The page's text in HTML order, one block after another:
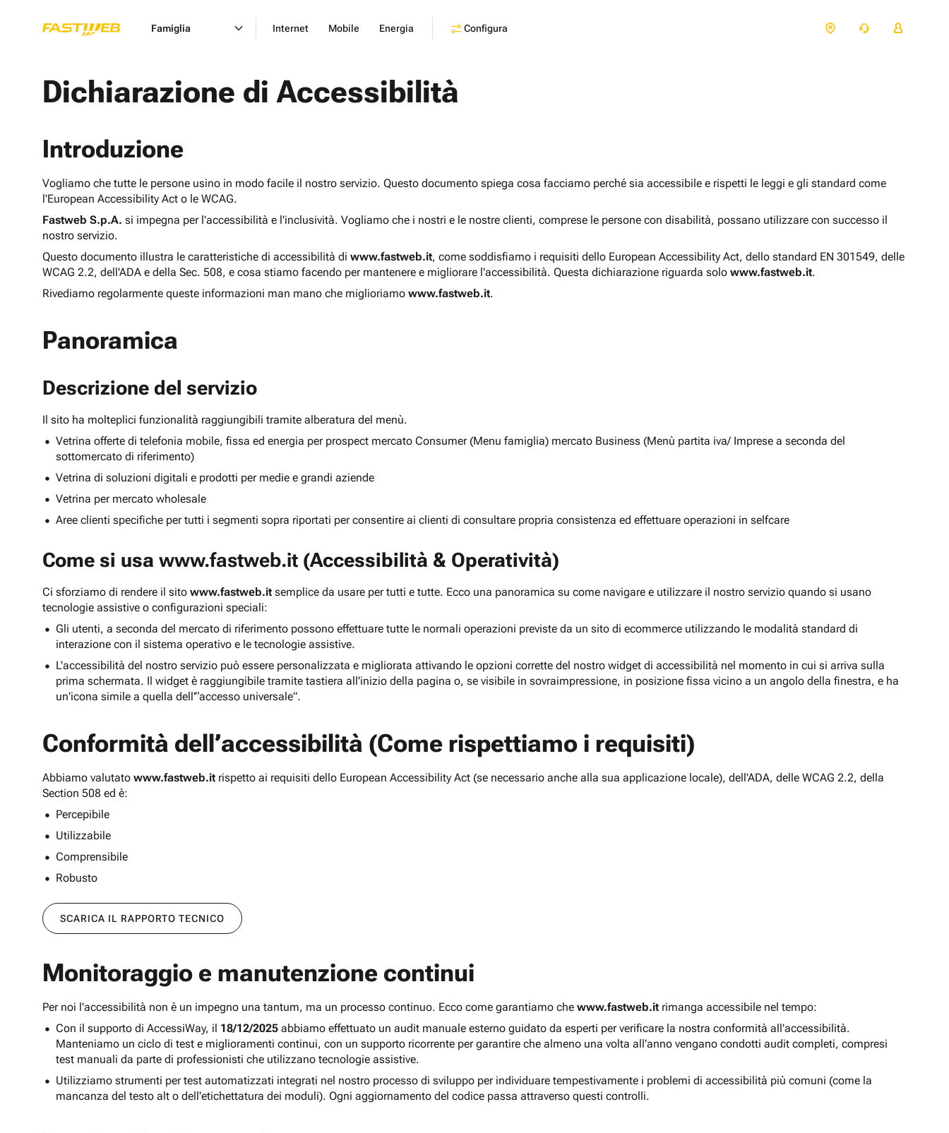
Famiglia Internet Mobile Energia Configura
Dichiarazione di Accessibilità
Introduzione
Vogliamo che tutte le persone usino in modo facile il nostro servizio. Questo documento spiega cosa facciamo perché sia accessibile e rispetti le leggi e gli standard come
l'European Accessibility Act o le WCAG.
Fastweb S.p.A. si impegna per l'accessibilità e l'inclusività. Vogliamo che i nostri e le nostre clienti, comprese le persone con disabilità, possano utilizzare con successo il
nostro servizio.
Questo documento illustra le caratteristiche di accessibilità di www.fastweb.it, come soddisfiamo i requisiti dello European Accessibility Act, dello standard EN 301549, delle
WCAG 2.2, dell'ADA e della Sec. 508, e cosa stiamo facendo per mantenere e migliorare l'accessibilità. Questa dichiarazione riguarda solo www.fastweb.it.
Rivediamo regolarmente queste informazioni man mano che miglioriamo www.fastweb.it.
Panoramica
Descrizione del servizio
Il sito ha molteplici funzionalità raggiungibili tramite alberatura del menù.
Vetrina offerte di telefonia mobile, fissa ed energia per prospect mercato Consumer (Menu famiglia) mercato Business (Menù partita iva/ Imprese a seconda del
sottomercato di riferimento)
Vetrina di soluzioni digitali e prodotti per medie e grandi aziende
Vetrina per mercato wholesale
Aree clienti specifiche per tutti i segmenti sopra riportati per consentire ai clienti di consultare propria consistenza ed effettuare operazioni in selfcare
Come si usa www.fastweb.it (Accessibilità & Operatività)
Ci sforziamo di rendere il sito www.fastweb.it semplice da usare per tutti e tutte. Ecco una panoramica su come navigare e utilizzare il nostro servizio quando si usano
tecnologie assistive o configurazioni speciali:
Gli utenti, a seconda del mercato di riferimento possono effettuare tutte le normali operazioni previste da un sito di ecommerce utilizzando le modalità standard di
interazione con il sistema operativo e le tecnologie assistive.
L'accessibilità del nostro servizio può essere personalizzata e migliorata attivando le opzioni corrette del nostro widget di accessibilità nel momento in cui si arriva sulla
prima schermata. Il widget è raggiungibile tramite tastiera all'inizio della pagina o, se visibile in sovraimpressione, in posizione fissa vicino a un angolo della finestra, e ha
un'icona simile a quella dell'“accesso universale”.
Conformità dell’accessibilità (Come rispettiamo i requisiti)
Abbiamo valutato www.fastweb.it rispetto ai requisiti dello European Accessibility Act (se necessario anche alla sua applicazione locale), dell'ADA, delle WCAG 2.2, della
Section 508 ed è:
Percepibile
Utilizzabile
Comprensibile
Robusto
SCARICA IL RAPPORTO TECNICO
Monitoraggio e manutenzione continui
Per noi l'accessibilità non è un impegno una tantum, ma un processo continuo. Ecco come garantiamo che www.fastweb.it rimanga accessibile nel tempo:
Con il supporto di AccessiWay, il 18/12/2025 abbiamo effettuato un audit manuale esterno guidato da esperti per verificare la nostra conformità all'accessibilità.
Manteniamo un ciclo di test e miglioramenti continui, con un supporto ricorrente per garantire che almeno una volta all'anno vengano condotti audit completi, compresi
test manuali da parte di professionisti che utilizzano tecnologie assistive.
Utilizziamo strumenti per test automatizzati integrati nel nostro processo di sviluppo per individuare tempestivamente i problemi di accessibilità più comuni (come la
mancanza del testo alt o dell'etichettatura dei moduli). Ogni aggiornamento del codice passa attraverso questi controlli.